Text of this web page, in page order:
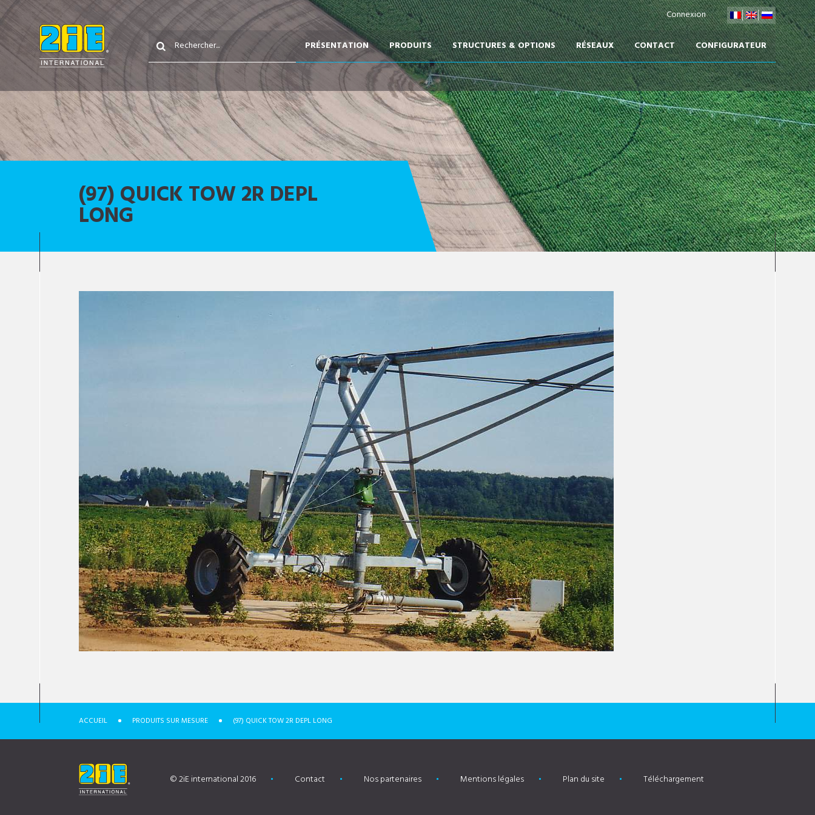
Connexion
PRÉSENTATION PRODUITS STRUCTURES & OPTIONS RÉSEAUX CONTACT CONFIGURATEUR
(97) QUICK TOW 2R DEPL
LONG
ACCUEIL PRODUITS SUR MESURE (97) QUICK TOW 2R DEPL LONG
© 2iE international 2016 Contact Nos partenaires Mentions légales Plan du site Téléchargement